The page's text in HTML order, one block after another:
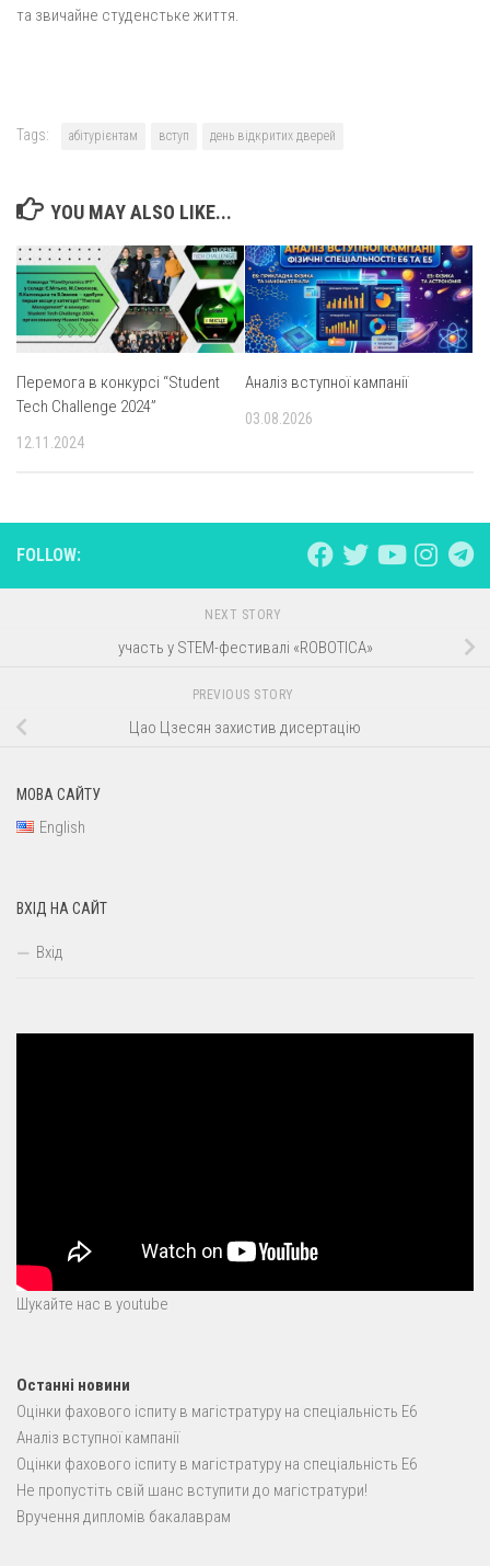
та звичайне студенстьке життя.
Tags: абітурієнтам вступ день відкритих дверей
YOU MAY ALSO LIKE...
Перемога в конкурсі “Student
Tech Challenge 2024”
12.11.2024
Аналіз вступної кампанії
03.08.2026
FOLLOW:
NEXT STORY
участь у STEM-фестивалі «ROBOTICA»
PREVIOUS STORY
Цао Цзесян захистив дисертацію
МОВА САЙТУ
English
ВХІД НА САЙТ
Вхід
Шукайте нас в youtube
Останні новини
Оцінки фахового іспиту в магістратуру на спеціальність E6
Аналіз вступної кампанії
Оцінки фахового іспиту в магістратуру на спеціальність E6
Не пропустіть свій шанс вступити до магістратури!
Вручення дипломів бакалаврам